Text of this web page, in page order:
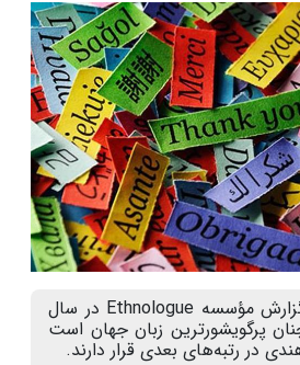
بر اساس تازه‌ترین گزارش مؤسسه Ethnologue در سال
پرگویشورترین زبان جهان است
در رتبه‌های بعدی قرار دارند.